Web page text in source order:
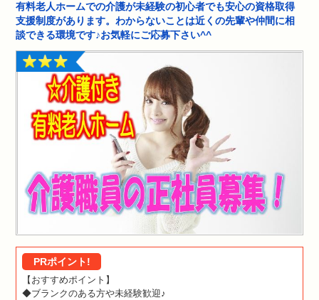
有料老人ホームでの介護が未経験の初心者でも安心の資格取得
支援制度があります。わからないことは近くの先輩や仲間に相
談できる環境です♪お気軽にご応募下さい^^
PRポイント!
【おすすめポイント】
◆ブランクのある方や未経験歓迎♪